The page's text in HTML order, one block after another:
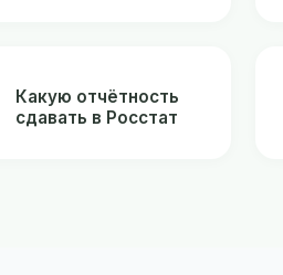
Какую отчётность
сдавать в Росстат